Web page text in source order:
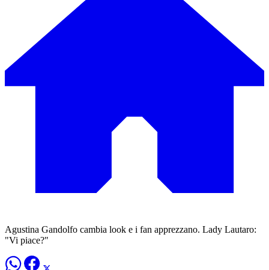
Agustina Gandolfo cambia look e i fan apprezzano. Lady Lautaro:
"Vi piace?"